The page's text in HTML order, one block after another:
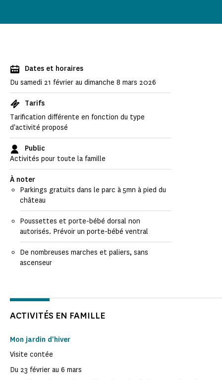
Dates et horaires
Du samedi 21 février au dimanche 8 mars 2026
Tarifs
Tarification différente en fonction du type
d'activité proposé
Public
Activités pour toute la famille
À noter
Parkings gratuits dans le parc à 5mn à pied du
château
Poussettes et porte-bébé dorsal non
autorisés. Prévoir un porte-bébé ventral
De nombreuses marches et paliers, sans
ascenseur
ACTIVITÉS EN FAMILLE
Mon jardin d'hiver
Visite contée
Du 23 février au 6 mars